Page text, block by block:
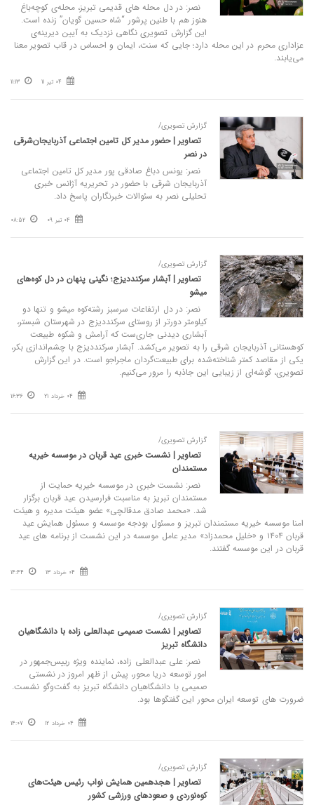
نصر: در دل محله های قدیمی تبریز، محله‌ی کوچه‌باغ
هنوز هم با طنین پرشور “شاه‌ حسین‌ گویان” زنده است.
این گزارش تصویری نگاهی نزدیک به آیین دیرینه‌ی
عزاداری محرم در این محله دارد؛ جایی که سنت، ایمان و احساس در قاب تصویر معنا
می‌یابند.
04 تیر 11 11:13
گزارش تصویری/
تصاویر | حضور مدیر کل تامین اجتماعی آذربایجان‌شرقی
در نصر
نصر: یونس دباغ صادقی پور مدیر کل تامین اجتماعی
آذربایجان شرقی با حضور در تحریریه آژانس خبری
تحلیلی نصر به سئوالات خبرنگاران پاسخ داد.
04 تیر 09 08:52
گزارش تصویری/
تصاویر | آبشار سرکنددیزج؛ نگینی پنهان در دل کوه‌های
میشو
نصر: در دل ارتفاعات سرسبز رشته‌کوه میشو و تنها دو
کیلومتر دورتر از روستای سرکنددیزج در شهرستان شبستر،
آبشاری دیدنی جاری‌ست که آرامش و شکوه طبیعت
کوهستانی آذربایجان شرقی را به تصویر می‌کشد. آبشار سرکنددیزج با چشم‌اندازی بکر،
یکی از مقاصد کمتر شناخته‌شده برای طبیعت‌گردان ماجراجو است. در این گزارش
تصویری، گوشه‌ای از زیبایی این جاذبه را مرور می‌کنیم.
04 خرداد 21 16:36
گزارش تصویری/
تصاویر | نشست خبری عید قربان در موسسه خیریه
مستمندان
نصر: نشست خبری در موسسه خیریه حمایت از
مستمندان تبریز به مناسبت فرارسیدن عید قربان برگزار
شد. «محمد صادق مدقالچی» عضو هیئت مدیره و هیئت
امنا موسسه خیریه مستمندان تبریز و مسئول بودجه موسسه و مسئول همایش عید
قربان ۱۴۰۴ و «خلیل محمدزاد» مدیر عامل موسسه در این نشست از برنامه های عید
قربان در این موسسه گفتند.
04 خرداد 13 14:44
گزارش تصویری/
تصاویر | نشست صمیمی عبدالعلی‌ زاده با دانشگاهیان
دانشگاه تبریز
نصر: علی عبدالعلی‌ زاده، نماینده ویژه رییس‌جمهور در
امور توسعه دریا محور، پیش از ظهر امروز در نشستی
صمیمی با دانشگاهیان دانشگاه تبریز به گفت‌وگو نشست.
ضرورت های توسعه ایران محور این گفتگوها بود.
04 خرداد 12 14:07
گزارش تصویری/
تصاویر | هجدهمین همایش نواب رئیس هیئت‌های
کوه‌نوردی و صعودهای ورزشی کشور